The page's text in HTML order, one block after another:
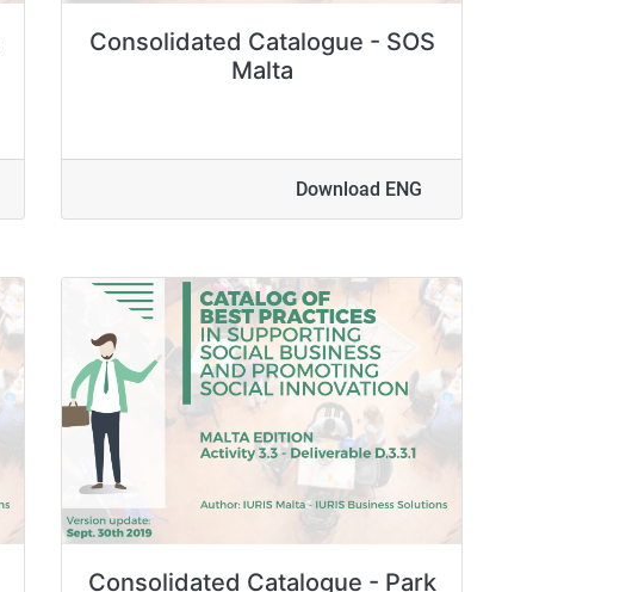
Consolidated Catalogue - SOS
Malta
Download ENG
Consolidated Catalogue - Park